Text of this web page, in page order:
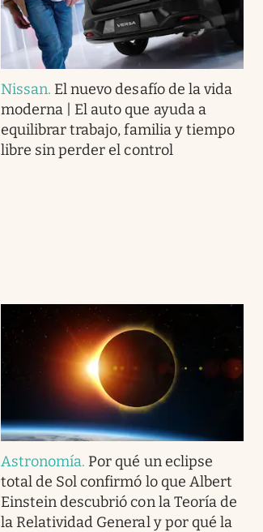
Nissan. El nuevo desafío de la vida
moderna | El auto que ayuda a
equilibrar trabajo, familia y tiempo
libre sin perder el control
Astronomía. Por qué un eclipse
total de Sol confirmó lo que Albert
Einstein descubrió con la Teoría de
la Relatividad General y por qué la